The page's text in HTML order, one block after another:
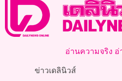
อ่านความจริง อ่
ข่าวเดลินิวส์